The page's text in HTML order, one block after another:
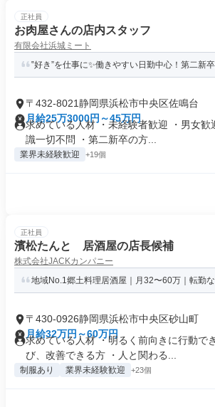
正社員
お肉屋さんの店内スタッフ
有限会社浜城ミート
‟好き”を仕事に✨働きやすい日勤中心！第二新
〒432-8021静岡県浜松市中央区佐鳴台
月給25万3000円～45万円
求めている人材 ・未経験者歓迎 ・男女歓
識一切不問 ・第二新卒の方...
業界未経験歓迎 +19個
正社員
濱松たんと 居酒屋の店長候補
株式会社JACKカンパニー
地域No.1郷土料理居酒屋｜月32〜60万｜転勤
〒430-0926静岡県浜松市中央区砂山町
月給32万円～60万円
求めている人材 ・明るく前向きに行動で
び、改善できる方 ・人と関わる...
制服あり 業界未経験歓迎 +23個